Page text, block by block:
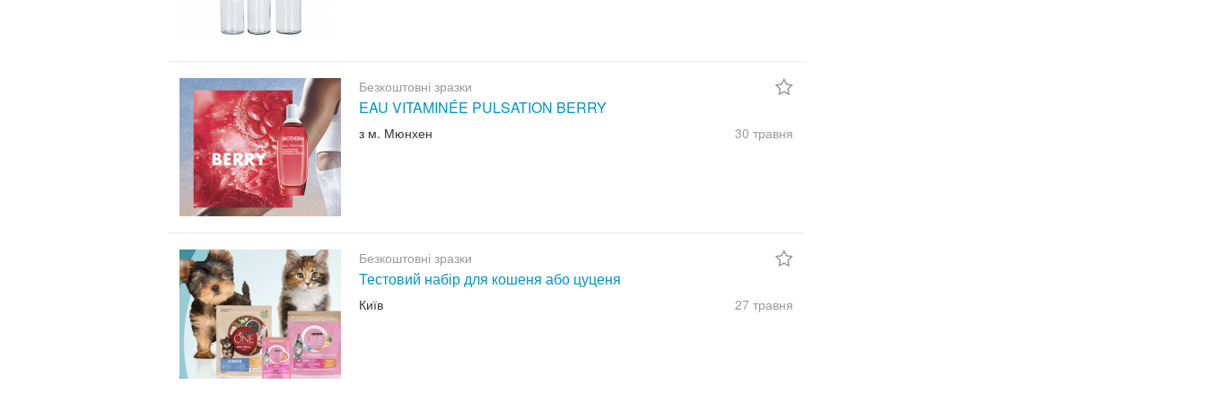
Безкоштовні зразки
EAU VITAMINÉE PULSATION BERRY
з м. Мюнхен 30 травня
Безкоштовні зразки
Тестовий набір для кошеня або цуценя
Київ 27 травня